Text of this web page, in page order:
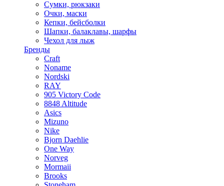
Сумки, рюкзаки
Очки, маски
Кепки, бейсболки
Шапки, балаклавы, шарфы
Чехол для лыж
Бренды
Craft
Noname
Nordski
RAY
905 Victory Code
8848 Altitude
Asics
Mizuno
Nike
Bjorn Daehlie
One Way
Norveg
Mormaii
Brooks